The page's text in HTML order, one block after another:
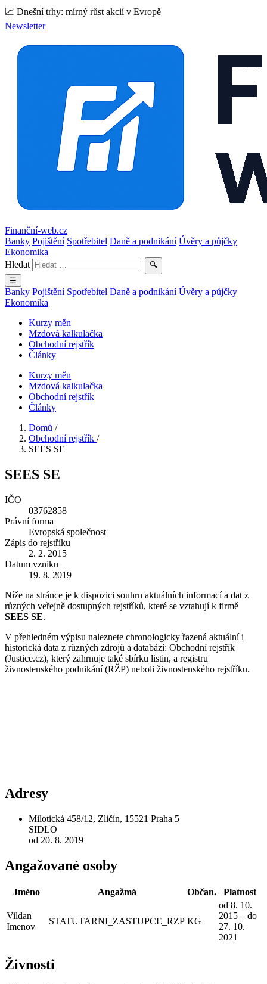
📈 Dnešní trhy: mírný růst akcií v Evropě
Newsletter
Finanční-web.cz
Banky Pojištění Spotřebitel Daně a podnikání Úvěry a půjčky
Ekonomika
Hledat
🔍
☰
Banky Pojištění Spotřebitel Daně a podnikání Úvěry a půjčky
Ekonomika
Kurzy měn
Mzdová kalkulačka
Obchodní rejstřík
Články
Kurzy měn
Mzdová kalkulačka
Obchodní rejstřík
Články
Domů /
Obchodní rejstřík /
SEES SE
SEES SE
IČO
03762858
Právní forma
Evropská společnost
Zápis do rejstříku
2. 2. 2015
Datum vzniku
19. 8. 2019
Níže na stránce je k dispozici souhrn aktuálních informací a dat z
různých veřejně dostupných rejstříků, které se vztahují k firmě
SEES SE.
V přehledném výpisu naleznete chronologicky řazená aktuální i
historická data z různých zdrojů a databází: Obchodní rejstřík
(Justice.cz), který zahrnuje také sbírku listin, a registru
živnostenského podnikání (RŽP) neboli živnostenského rejstříku.
Adresy
Milotická 458/12, Zličín, 15521 Praha 5
SIDLO
od 20. 8. 2019
Angažované osoby
Jméno Angažmá Občan. Platnost
Vildan
Imenov
STATUTARNI_ZASTUPCE_RZP KG
od 8. 10.
2015 – do
27. 10.
2021
Živnosti